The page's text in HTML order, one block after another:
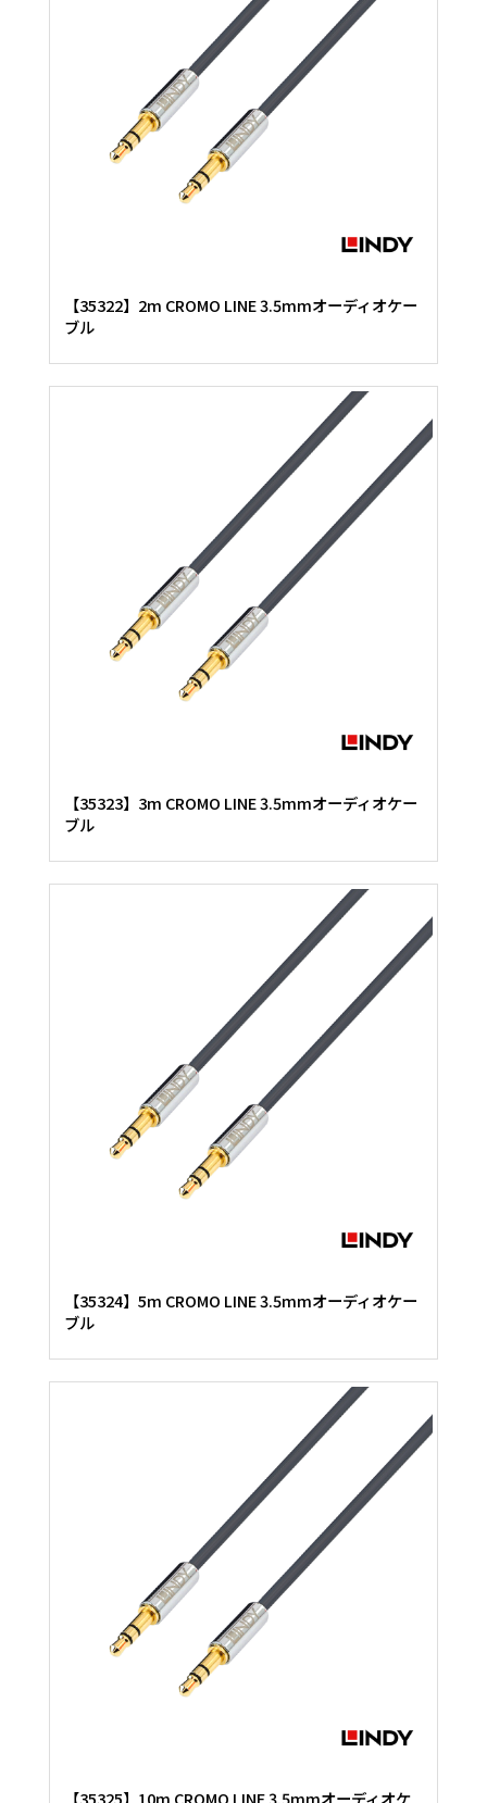
【35322】2m CROMO LINE 3.5mmオーディオケー
ブル
【35323】3m CROMO LINE 3.5mmオーディオケー
ブル
【35324】5m CROMO LINE 3.5mmオーディオケー
ブル
【35325】10m CROMO LINE 3.5mmオーディオケ